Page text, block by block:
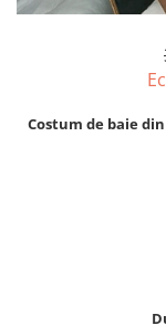
Costum de baie